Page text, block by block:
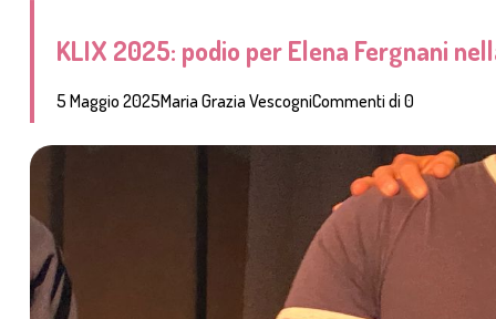
KLIX 2025: podio per Elena Fergnani
5 Maggio 2025Maria Grazia VescogniCommenti di 0